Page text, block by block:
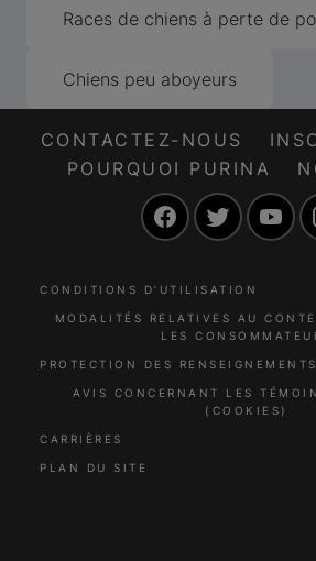
Races de chiens à perte de
Chiens peu aboyeurs
CONTACTEZ-NOUS
POURQUOI PURINA
FacebookTwitter
CONDITIONS D’UTILISATION
MODALITÉS RELATIVES AU
LES
PROTECTION DES
AVIS CONCERNANT LES
(COOKIES)
CARRIÈRES
PLAN DU SITE